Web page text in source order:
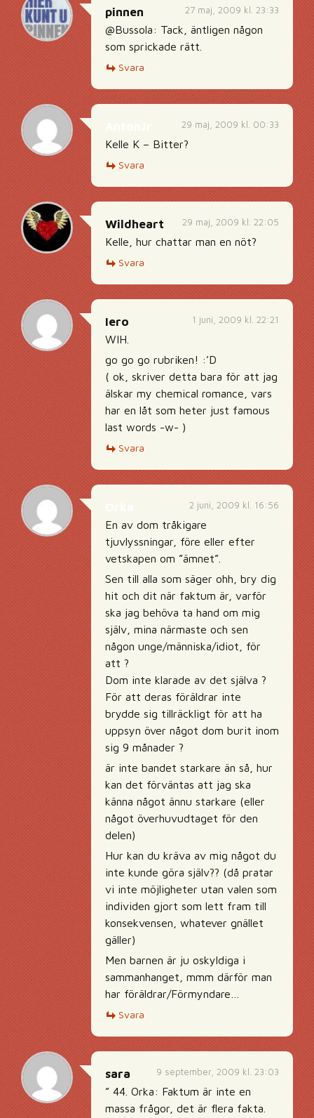
27 maj, 2009 kl. 23:33
pinnen
@Bussola: Tack, äntligen någon
som sprickade rätt.
Svara
29 maj, 2009 kl. 00:33
Kelle K – Bitter?
Svara
29 maj, 2009 kl. 22:05
Wildheart
Kelle, hur chattar man en nöt?
Svara
1 juni, 2009 kl. 22:21
Iero
WIH.
go go go rubriken! :’D
( ok, skriver detta bara för att jag
älskar my chemical romance, vars
har en låt som heter just famous
last words -w- )
Svara
2 juni, 2009 kl. 16:56
En av dom tråkigare
tjuvlyssningar, före eller efter
vetskapen om ”ämnet”.
Sen till alla som säger ohh, bry dig
hit och dit när faktum är, varför
ska jag behöva ta hand om mig
själv, mina närmaste och sen
någon unge/människa/idiot, för
att ?
Dom inte klarade av det själva ?
För att deras föräldrar inte
brydde sig tillräckligt för att ha
uppsyn över något dom burit inom
sig 9 månader ?
är inte bandet starkare än så, hur
kan det förväntas att jag ska
känna något ännu starkare (eller
något överhuvudtaget för den
delen)
Hur kan du kräva av mig något du
inte kunde göra själv?? (då pratar
vi inte möjligheter utan valen som
individen gjort som lett fram till
konsekvensen, whatever gnället
gäller)
Men barnen är ju oskyldiga i
sammanhanget, mmm därför man
har föräldrar/Förmyndare…
Svara
9 september, 2009 kl. 23:03
sara
” 44. Orka: Faktum är inte en
massa frågor, det är flera fakta.